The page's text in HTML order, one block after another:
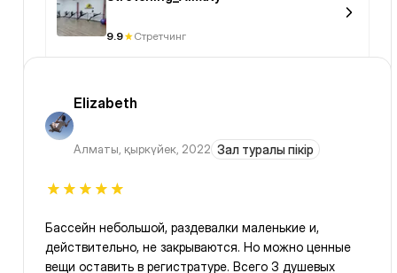
9.9 Стретчинг
Elizabeth
Алматы, қыркүйек, 2022 Зал туралы пікір
Бассейн небольшой, раздевалки маленькие и,
действительно, не закрываются. Но можно ценные
вещи оставить в регистратуре. Всего 3 душевых